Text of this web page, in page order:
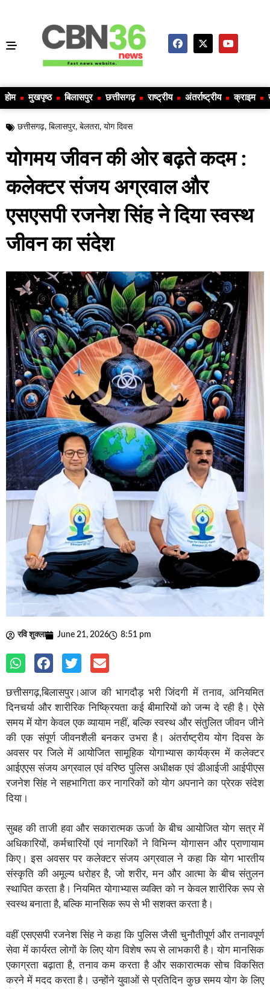
होम मुखपृष्ठ बिलासपुर छत्तीसगढ़ राष्ट्रीय अंतर्राष्ट्रीय क्राइम
छत्तीसगढ़, बिलासपुर, बेलतरा, योग दिवस
योगमय जीवन की ओर बढ़ते कदम :
कलेक्टर संजय अग्रवाल और
एसएसपी रजनेश सिंह ने दिया स्वस्थ
जीवन का संदेश
रवि शुक्ला June 21, 2026 8:51 pm
छत्तीसगढ़,बिलासपुर।आज की भागदौड़ भरी जिंदगी में तनाव, अनियमित
दिनचर्या और शारीरिक निष्क्रियता कई बीमारियों को जन्म दे रही है। ऐसे
समय में योग केवल एक व्यायाम नहीं, बल्कि स्वस्थ और संतुलित जीवन जीने
की एक संपूर्ण जीवनशैली बनकर उभरा है। अंतर्राष्ट्रीय योग दिवस के
अवसर पर जिले में आयोजित सामूहिक योगाभ्यास कार्यक्रम में कलेक्टर
आईएएस संजय अग्रवाल एवं वरिष्ठ पुलिस अधीक्षक एवं डीआईजी आईपीएस
रजनेश सिंह ने सहभागिता कर नागरिकों को योग अपनाने का प्रेरक संदेश
दिया।
सुबह की ताजी हवा और सकारात्मक ऊर्जा के बीच आयोजित योग सत्र में
अधिकारियों, कर्मचारियों एवं नागरिकों ने विभिन्न योगासन और प्राणायाम
किए। इस अवसर पर कलेक्टर संजय अग्रवाल ने कहा कि योग भारतीय
संस्कृति की अमूल्य धरोहर है, जो शरीर, मन और आत्मा के बीच संतुलन
स्थापित करता है। नियमित योगाभ्यास व्यक्ति को न केवल शारीरिक रूप से
स्वस्थ बनाता है, बल्कि मानसिक रूप से भी सशक्त करता है।
वहीं एसएसपी रजनेश सिंह ने कहा कि पुलिस जैसी चुनौतीपूर्ण और तनावपूर्ण
सेवा में कार्यरत लोगों के लिए योग विशेष रूप से लाभकारी है। योग मानसिक
एकाग्रता बढ़ाता है, तनाव कम करता है और सकारात्मक सोच विकसित
करने में मदद करता है। उन्होंने युवाओं से प्रतिदिन कुछ समय योग के लिए